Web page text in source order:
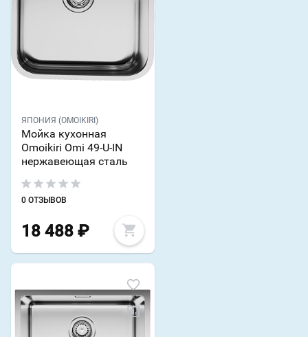
ЯПОНИЯ (OMOIKIRI)
Мойка кухонная
Omoikiri Omi 49-U-IN
нержавеющая сталь
0 ОТЗЫВОВ
18 488 ₽